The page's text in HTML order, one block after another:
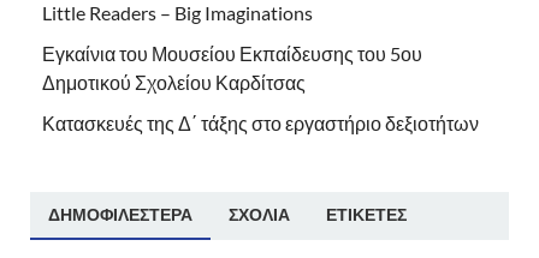
Little Readers – Big Imaginations
Εγκαίνια του Μουσείου Εκπαίδευσης του 5ου
Δημοτικού Σχολείου Καρδίτσας
Κατασκευές της Δ΄ τάξης στο εργαστήριο δεξιοτήτων
ΔΗΜΟΦΙΛΈΣΤΕΡΑ ΣΧΌΛΙΑ ΕΤΙΚΈΤΕΣ